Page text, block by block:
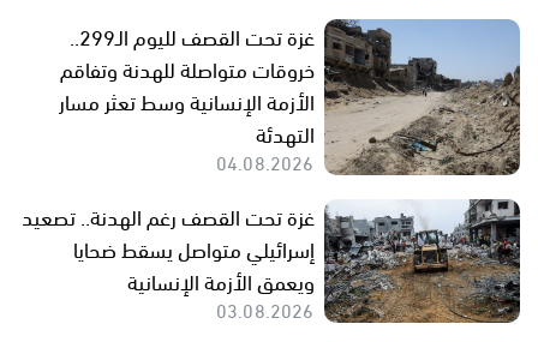
غزة تحت القصف لليوم الـ299..
خروقات متواصلة للهدنة وتفاقم
الأزمة الإنسانية وسط تعثر مسار
التهدئة
04.08.2026
غزة تحت القصف رغم الهدنة.. تصعيد
إسرائيلي متواصل يسقط ضحايا
ويعمق الأزمة الإنسانية
03.08.2026